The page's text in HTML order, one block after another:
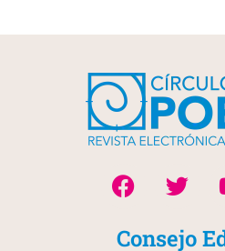
Consejo